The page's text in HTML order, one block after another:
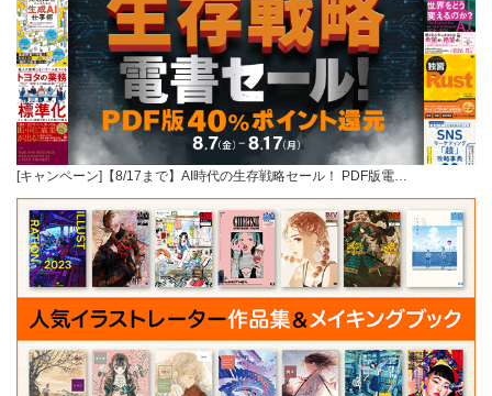
[キャンペーン]【8/17まで】AI時代の生存戦略セール！ PDF版電…